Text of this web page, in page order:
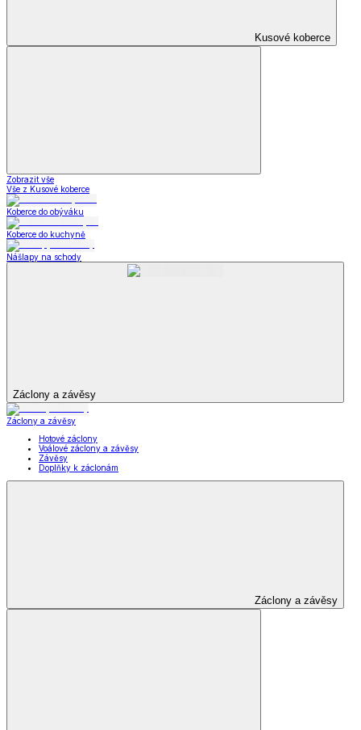
Kusové koberce
Zobrazit vše
Vše z Kusové koberce
Koberce do obýváku
Koberce do kuchyně
Nášlapy na schody
Záclony a závěsy
Záclony a závěsy
Hotové záclony
Voálové záclony a závěsy
Závěsy
Doplňky k záclonám
Záclony a závěsy